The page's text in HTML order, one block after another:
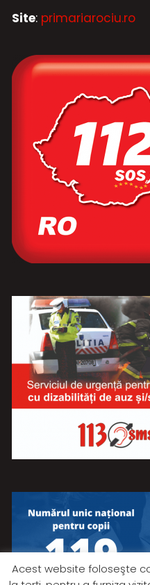
Site: primariarociu.ro
Acest website foloseşte